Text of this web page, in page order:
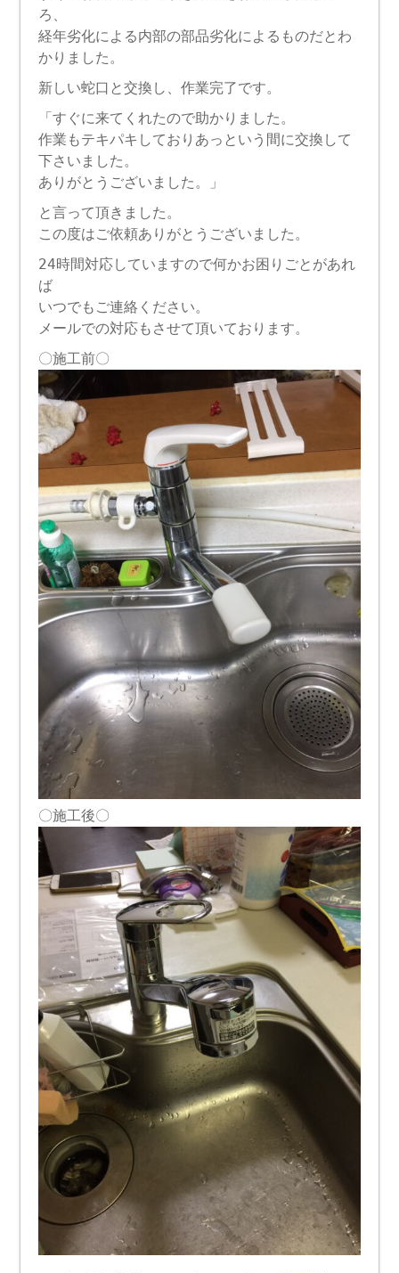
ろ、
経年劣化による内部の部品劣化によるものだとわ
かりました。
新しい蛇口と交換し、作業完了です。
「すぐに来てくれたので助かりました。
作業もテキパキしておりあっという間に交換して
下さいました。
ありがとうございました。」
と言って頂きました。
この度はご依頼ありがとうございました。
24時間対応していますので何かお困りごとがあれ
ば
いつでもご連絡ください。
メールでの対応もさせて頂いております。
〇施工前〇
〇施工後〇